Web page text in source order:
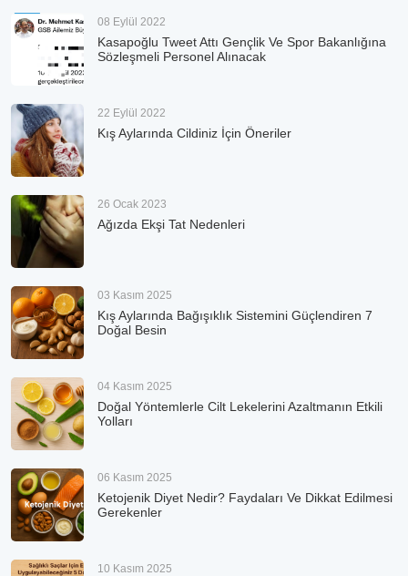
08 Eylül 2022
Kasapoğlu Tweet Attı Gençlik Ve Spor Bakanlığına
Sözleşmeli Personel Alınacak
22 Eylül 2022
Kış Aylarında Cildiniz İçin Öneriler
26 Ocak 2023
Ağızda Ekşi Tat Nedenleri
03 Kasım 2025
Kış Aylarında Bağışıklık Sistemini Güçlendiren 7
Doğal Besin
04 Kasım 2025
Doğal Yöntemlerle Cilt Lekelerini Azaltmanın Etkili
Yolları
06 Kasım 2025
Ketojenik Diyet Nedir? Faydaları Ve Dikkat Edilmesi
Gerekenler
10 Kasım 2025